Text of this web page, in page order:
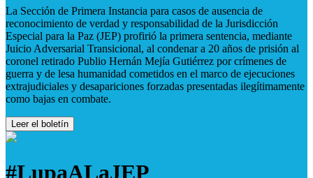
La Sección de Primera Instancia para casos de ausencia de
reconocimiento de verdad y responsabilidad de la Jurisdicción
Especial para la Paz (JEP) profirió la primera sentencia, mediante
Juicio Adversarial Transicional, al condenar a 20 años de prisión al
coronel retirado Publio Hernán Mejía Gutiérrez por crímenes de
guerra y de lesa humanidad cometidos en el marco de ejecuciones
extrajudiciales y desapariciones forzadas presentadas ilegítimamente
como bajas en combate.
Leer el boletín
#LupaALaJEP